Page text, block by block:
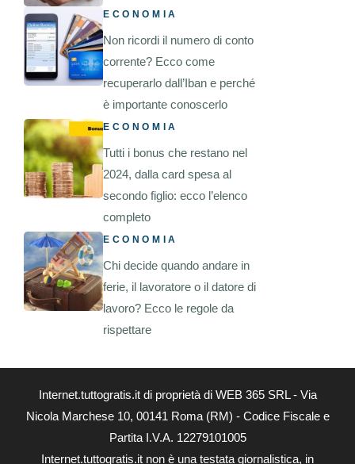
ECONOMIA
Non ricordi il numero di conto
corrente? Ecco come
recuperarlo dall’Iban e perché
è importante conoscerlo
ECONOMIA
Tutti i bonus che restano nel
2024, dalla card spesa al
secondo figlio: ecco l’elenco
completo
ECONOMIA
Chi decide quando andare in
ferie, il lavoratore o il datore di
lavoro? Ecco le regole da
rispettare
Internet.tuttogratis.it di proprietà di WEB 365 SRL - Via
Nicola Marchese 10, 00141 Roma (RM) - Codice Fiscale e
Partita I.V.A. 12279101005
Internet.tuttogratis.it non è una testata giornalistica, in